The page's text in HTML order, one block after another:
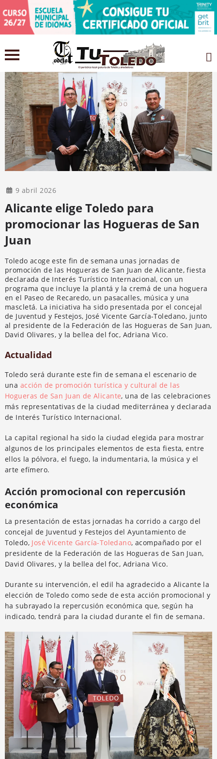
9 abril 2026
Alicante elige Toledo para
promocionar las Hogueras de San
Juan
Toledo acoge este fin de semana unas jornadas de
promoción de las Hogueras de San Juan de Alicante, fiesta
declarada de Interés Turístico Internacional, con un
programa que incluye la plantá y la cremá de una hoguera
en el Paseo de Recaredo, un pasacalles, música y una
mascletá. La iniciativa ha sido presentada por el concejal
de Juventud y Festejos, José Vicente García-Toledano, junto
al presidente de la Federación de las Hogueras de San Juan,
David Olivares, y la bellea del foc, Adriana Vico.
Actualidad
Toledo será durante este fin de semana el escenario de
una acción de promoción turística y cultural de las
Hogueras de San Juan de Alicante, una de las celebraciones
más representativas de la ciudad mediterránea y declarada
de Interés Turístico Internacional.
La capital regional ha sido la ciudad elegida para mostrar
algunos de los principales elementos de esta fiesta, entre
ellos la pólvora, el fuego, la indumentaria, la música y el
arte efímero.
Acción promocional con repercusión
económica
La presentación de estas jornadas ha corrido a cargo del
concejal de Juventud y Festejos del Ayuntamiento de
Toledo,José Vicente García-Toledano, acompañado por el
presidente de la Federación de las Hogueras de San Juan,
David Olivares, y la bellea del foc, Adriana Vico.
Durante su intervención, el edil ha agradecido a Alicante la
elección de Toledo como sede de esta acción promocional y
ha subrayado la repercusión económica que, según ha
indicado, tendrá para la ciudad durante el fin de semana.